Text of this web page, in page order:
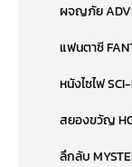
ผจญภัย
แฟนตาซี
หนังไซไฟ
สยองขวัญ
ลึกลับ